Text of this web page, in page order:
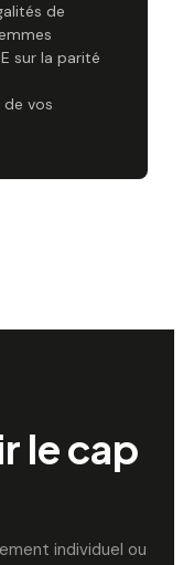
de
sur la parité
de vos
le cap
individuel ou